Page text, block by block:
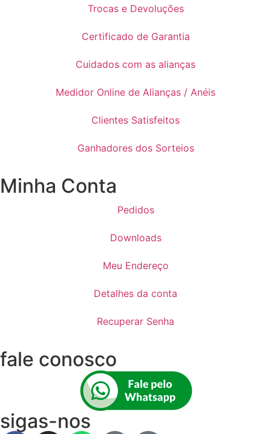
Trocas e Devoluções
Certificado de Garantia
Cuidados com as alianças
Medidor Online de Alianças / Anéis
Clientes Satisfeitos
Ganhadores dos Sorteios
Minha Conta
Pedidos
Downloads
Meu Endereço
Detalhes da conta
Recuperar Senha
fale conosco
sigas-nos